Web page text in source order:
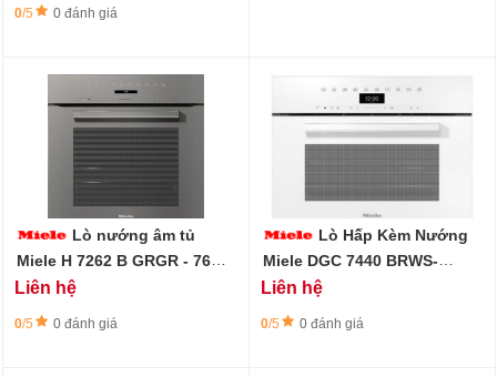
0/5 0 đánh giá
Lò nướng âm tủ
Miele H 7262 B GRGR - 76L -
Perfect Clean
Liên hệ
0/5 0 đánh giá
Lò Hấp Kèm Nướng
Miele DGC 7440 BRWS-
dung tích 48L
Liên hệ
0/5 0 đánh giá